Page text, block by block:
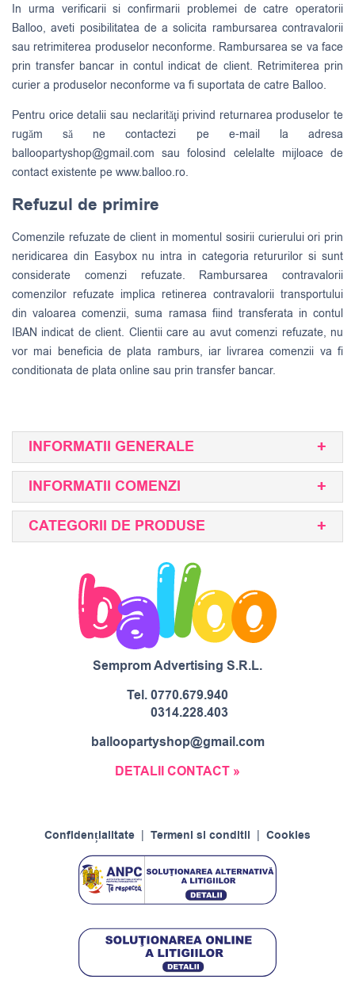
In urma verificarii si confirmarii problemei de catre operatorii
Balloo, aveti posibilitatea de a solicita rambursarea contravalorii
sau retrimiterea produselor neconforme. Rambursarea se va face
prin transfer bancar in contul indicat de client. Retrimiterea prin
curier a produselor neconforme va fi suportata de catre Balloo.
Pentru orice detalii sau neclarităţi privind returnarea produselor te
rugăm să ne contactezi pe e-mail la adresa
balloopartyshop@gmail.com sau folosind celelalte mijloace de
contact existente pe www.balloo.ro.
Refuzul de primire
Comenzile refuzate de client in momentul sosirii curierului ori prin
neridicarea din Easybox nu intra in categoria retururilor si sunt
considerate comenzi refuzate. Rambursarea contravalorii
comenzilor refuzate implica retinerea contravalorii transportului
din valoarea comenzii, suma ramasa fiind transferata in contul
IBAN indicat de client. Clientii care au avut comenzi refuzate, nu
vor mai beneficia de plata ramburs, iar livrarea comenzii va fi
conditionata de plata online sau prin transfer bancar.
INFORMATII GENERALE
INFORMATII COMENZI
CATEGORII DE PRODUSE
Semprom Advertising S.R.L.
Tel.0770.679.940
0314.228.403
balloopartyshop@gmail.com
DETALII CONTACT »
Confidențialitate Termeni si conditii Cookies